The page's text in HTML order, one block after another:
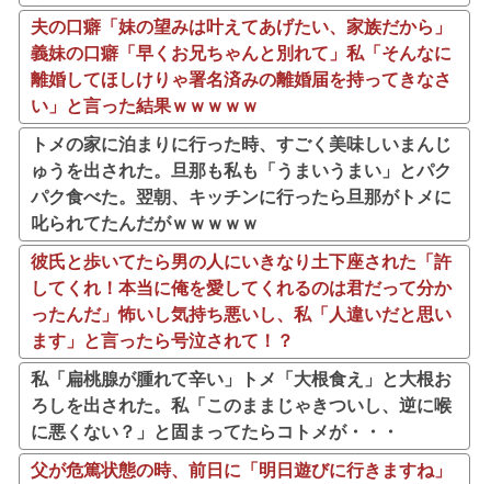
夫の口癖「妹の望みは叶えてあげたい、家族だから」
義妹の口癖「早くお兄ちゃんと別れて」私「そんなに
離婚してほしけりゃ署名済みの離婚届を持ってきなさ
い」と言った結果ｗｗｗｗｗ
トメの家に泊まりに行った時、すごく美味しいまんじ
ゅうを出された。旦那も私も「うまいうまい」とパク
パク食べた。翌朝、キッチンに行ったら旦那がトメに
叱られてたんだがｗｗｗｗｗ
彼氏と歩いてたら男の人にいきなり土下座された「許
してくれ！本当に俺を愛してくれるのは君だって分か
ったんだ」怖いし気持ち悪いし、私「人違いだと思い
ます」と言ったら号泣されて！？
私「扁桃腺が腫れて辛い」トメ「大根食え」と大根お
ろしを出された。私「このままじゃきついし、逆に喉
に悪くない？」と固まってたらコトメが・・・
父が危篤状態の時、前日に「明日遊びに行きますね」